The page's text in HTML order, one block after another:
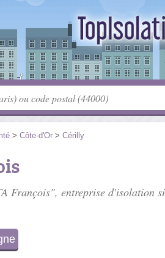
> Côte-d'Or > Cérilly
François", entreprise d'isolation